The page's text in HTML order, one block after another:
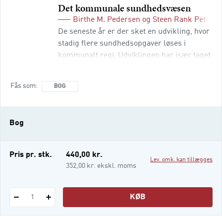
Det kommunale sundhedsvæsen
Birthe M. Pedersen og Steen Rank
De seneste år er der sket en udvikling, hvor
stadig flere sundhedsopgaver løses i
kommunalt regi. Udviklingen har især taget
Fås som BOG
Bog
Pris pr. stk. 440,00 kr.
352,00 kr. ekskl. moms
Lev. omk. kan tillægges
1 KØB